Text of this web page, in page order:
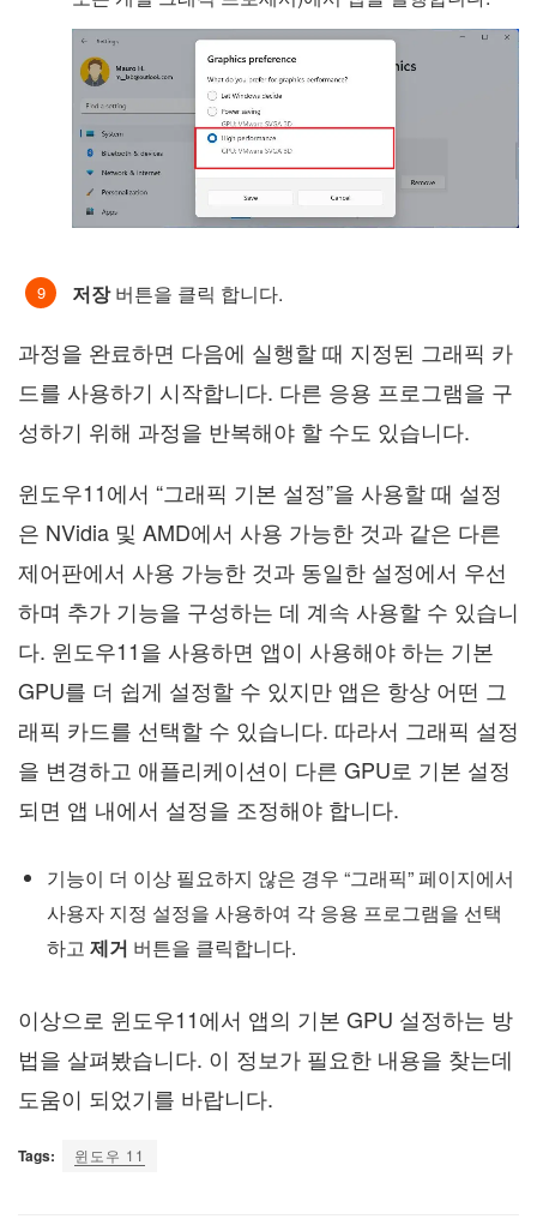
저장버튼을 클릭 합니다.
과정을 완료하면 다음에 실행할 때 지정된 그래픽 카
드를 사용하기 시작합니다. 다른 응용 프로그램을 구
성하기 위해 과정을 반복해야 할 수도 있습니다.
윈도우11에서 “그래픽 기본 설정”을 사용할 때 설정
은 NVidia 및 AMD에서 사용 가능한 것과 같은 다른
제어판에서 사용 가능한 것과 동일한 설정에서 우선
하며 추가 기능을 구성하는 데 계속 사용할 수 있습니
다. 윈도우11을 사용하면 앱이 사용해야 하는 기본
GPU를 더 쉽게 설정할 수 있지만 앱은 항상 어떤 그
래픽 카드를 선택할 수 있습니다. 따라서 그래픽 설정
을 변경하고 애플리케이션이 다른 GPU로 기본 설정
되면 앱 내에서 설정을 조정해야 합니다.
기능이 더 이상 필요하지 않은 경우 “그래픽” 페이지에서
사용자 지정 설정을 사용하여 각 응용 프로그램을 선택
하고 제거 버튼을 클릭합니다.
이상으로 윈도우11에서 앱의 기본 GPU 설정하는 방
법을 살펴봤습니다. 이 정보가 필요한 내용을 찾는데
도움이 되었기를 바랍니다.
Tags: 윈도우 11